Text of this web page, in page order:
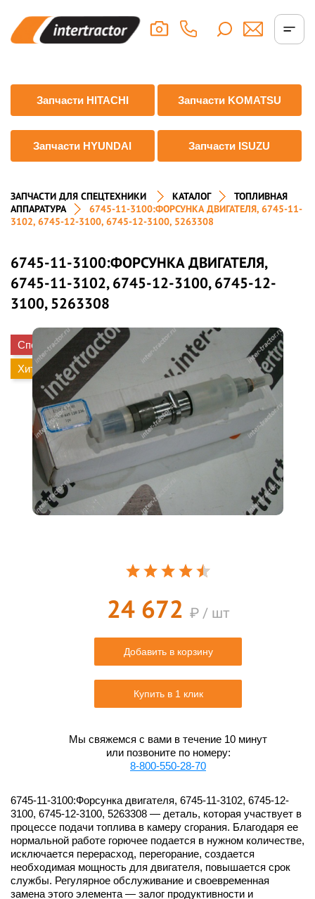
Запчасти HITACHI Запчасти KOMATSU
Запчасти HYUNDAI Запчасти ISUZU
ЗАПЧАСТИ ДЛЯ СПЕЦТЕХНИКИ КАТАЛОГ
ТОПЛИВНАЯ
АППАРАТУРА
6745-11-3100:ФОРСУНКА ДВИГАТЕЛЯ, 6745-11-
3102, 6745-12-3100, 6745-12-3100, 5263308
6745-11-3100:ФОРСУНКА ДВИГАТЕЛЯ,
6745-11-3102, 6745-12-3100, 6745-12-
3100, 5263308
Спецпредложение
Хит
24 672 ₽ / шт
Добавить в корзину
Купить в 1 клик
Мы свяжемся с вами в течение 10 минут
или позвоните по номеру:
8-800-550-28-70
6745-11-3100:Форсунка двигателя, 6745-11-3102, 6745-12-
3100, 6745-12-3100, 5263308 — деталь, которая участвует в
процессе подачи топлива в камеру сгорания. Благодаря ее
нормальной работе горючее подается в нужном количестве,
исключается перерасход, перегорание, создается
необходимая мощность для двигателя, повышается срок
службы. Регулярное обслуживание и своевременная
замена этого элемента — залог продуктивности и